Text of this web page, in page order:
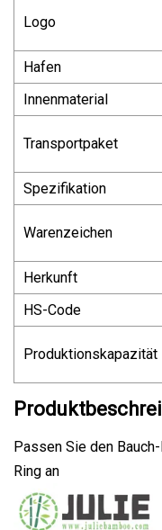
Logo
Hafen
Innenmaterial
Transportpaket
Spezifikation
Warenzeichen
Herkunft
HS-Code
Produktionskapazität
Passen Sie den
Ring an